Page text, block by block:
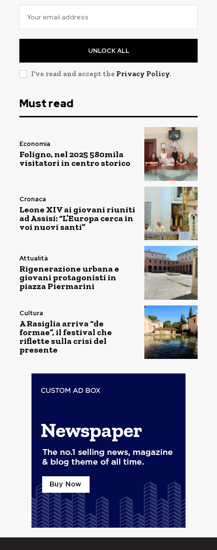
UNLOCK ALL
I've read and accept the Privacy Policy.
Must read
Economia
Foligno, nel 2025 580mila
visitatori in centro storico
Cronaca
Leone XIV ai giovani riuniti
ad Assisi: “L’Europa cerca in
voi nuovi santi”
Attualità
Rigenerazione urbana e
giovani protagonisti in
piazza Piermarini
Cultura
A Rasiglia arriva “de
formae”, il festival che
riflette sulla crisi del
presente